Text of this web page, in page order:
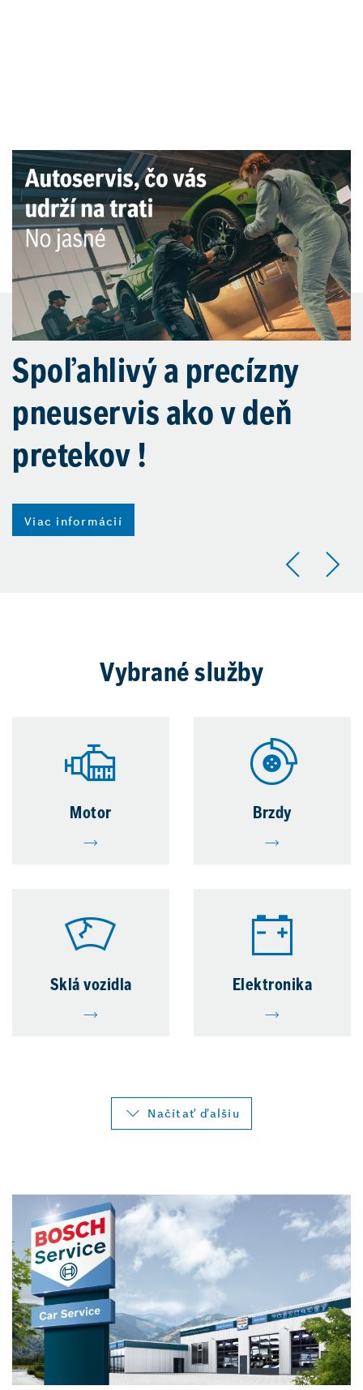
Spoľahlivý a precízny
pneuservis ako v deň
pretekov !
Viac informácií
Vybrané služby
Motor Brzdy
Sklá vozidla Elektronika
Načítať ďalšiu